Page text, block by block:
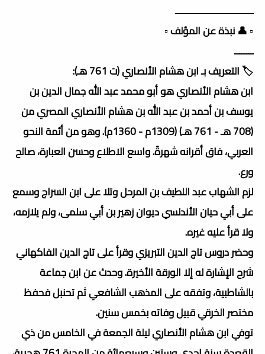
ـــــــــــــــــــــــــــــــــ
▫️ 👤 نبذة عن المؤلف ▫️
ــــــــ
🏷️ التعريف بـ ابن هشام الأنصاري (ت 761 هـ):
ابن هشام الأنصاري هو أبو محمد عبد الله جمال الدين بن
يوسف بن أحمد بن عبد الله بن هشام الأنصاري المصري من
(708 هـ - 761 هـ) (1309م - 1360م). وهو من أئمة النحو
العربي، فاق أقرانه شهرةً. واسع الاطلاع وحسن العبارة، صالح
ورع.
لزم الشهاب عبد اللطيف بن المرحل وتلا على ابن السراج وسمع
على أبي حيان الأندلسي ديوان زهير بن أبي سلمى، ولم يلازمه،
ولا قرأ عليه غيره.
وحضر دروس تاج الدين التبريزي وقرأ على تاج الدين الفاكهاني
شرح الإشارة له إلا الورقة الأخيرة. وحدث عن ابن جماعة
بالشاطبية، وتفقه على المذهب الشافعي ثم تحنبل فحفظ
مختصر الخرقي قبيل وفاته بخمس سنين.
توفي ابن هشام الأنصاري ليلة الجمعة في الخامس من ذي